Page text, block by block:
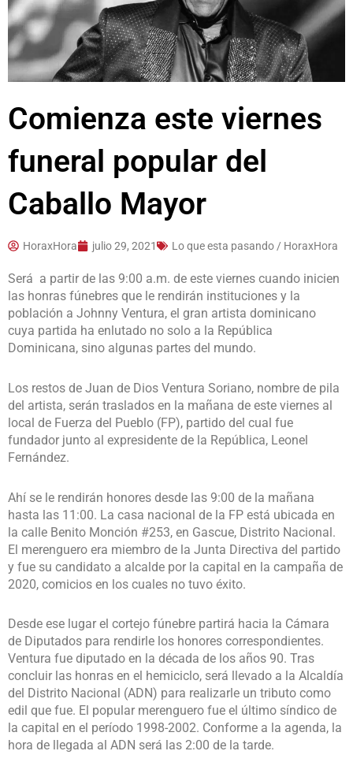
Comienza este viernes
funeral popular del
Caballo Mayor
HoraxHora julio 29, 2021 Lo que esta pasando / HoraxHora
Será a partir de las 9:00 a.m. de este viernes cuando inicien
las honras fúnebres que le rendirán instituciones y la
población a Johnny Ventura, el gran artista dominicano
cuya partida ha enlutado no solo a la República
Dominicana, sino algunas partes del mundo.
Los restos de Juan de Dios Ventura Soriano, nombre de pila
del artista, serán traslados en la mañana de este viernes al
local de Fuerza del Pueblo (FP), partido del cual fue
fundador junto al expresidente de la República, Leonel
Fernández.
Ahí se le rendirán honores desde las 9:00 de la mañana
hasta las 11:00. La casa nacional de la FP está ubicada en
la calle Benito Monción #253, en Gascue, Distrito Nacional.
El merenguero era miembro de la Junta Directiva del partido
y fue su candidato a alcalde por la capital en la campaña de
2020, comicios en los cuales no tuvo éxito.
Desde ese lugar el cortejo fúnebre partirá hacia la Cámara
de Diputados para rendirle los honores correspondientes.
Ventura fue diputado en la década de los años 90. Tras
concluir las honras en el hemiciclo, será llevado a la Alcaldía
del Distrito Nacional (ADN) para realizarle un tributo como
edil que fue. El popular merenguero fue el último síndico de
la capital en el período 1998-2002. Conforme a la agenda, la
hora de llegada al ADN será las 2:00 de la tarde.